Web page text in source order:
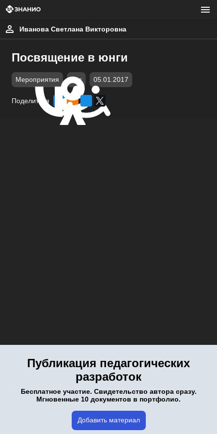
Иванова Светлана Викторовна
Посвящение в юнги
Мероприятия doc 05.01.2017
Поделиться
Публикация педагогических
разработок
Бесплатное участие. Свидетельство автора сразу.
Мгновенные 10 документов в портфолио.
Добавить материал